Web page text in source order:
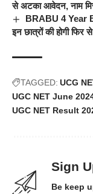
से अटका आवेदन, नाम
BRABU 4 Year
इन छात्रों की होगी फिर
TAGGED: UCG
UGC NET June
UGC NET Result
Sign
Be keep